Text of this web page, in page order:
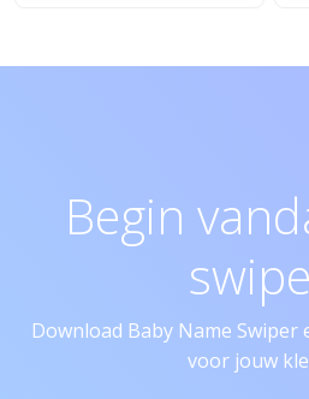
Begin
Download Baby Name Swiper
voor jouw